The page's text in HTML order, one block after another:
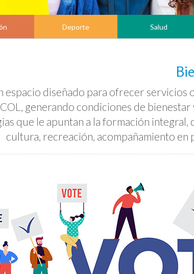
Deporte Salud
espacio diseñado para ofrecer
generando condiciones de
que le apuntan a la formación
cultura, recreación, acompañamiento